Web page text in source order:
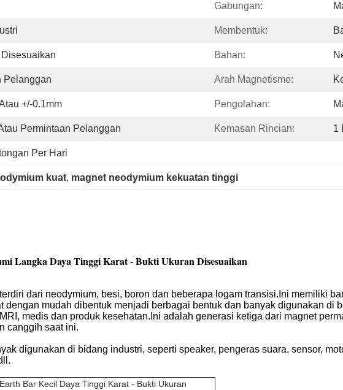
Gabungan:
Membentuk:
Bahan:
Pelanggan Arah Magnetisme:
+/-0.1mm Pengolahan:
Permintaan Pelanggan Kemasan Rincian: 1
Per Hari
kuat, magnet neodymium kekuatan tinggi
Langka Daya Tinggi Karat - Bukti Ukuran Disesuaikan
dari neodymium, besi, boron dan beberapa logam transisi.Ini memiliki
dengan mudah dibentuk menjadi berbagai bentuk dan banyak digunakan di
medis dan produk kesehatan.Ini adalah generasi ketiga dari magnet
canggih saat ini.
digunakan di bidang industri, seperti speaker, pengeras suara, sensor,
Bar Kecil Daya Tinggi Karat - Bukti Ukuran